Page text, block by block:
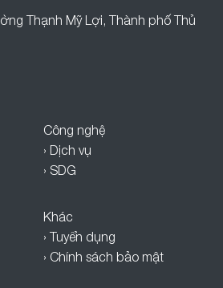
Thạnh Mỹ Lợi, Thành phố Thủ
Công nghệ
› Dịch vụ
› SDG
Khác
› Tuyển dụng
› Chính sách bảo mật